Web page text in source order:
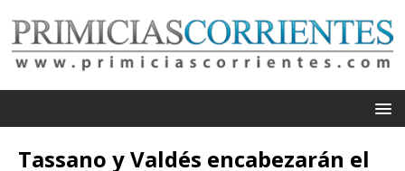
Tassano y Valdés encabezarán el